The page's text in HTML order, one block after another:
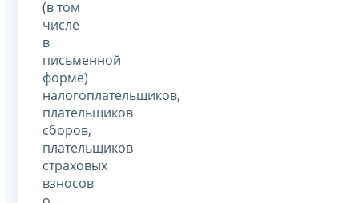
(в том
числе
в
письменной
форме)
налогоплательщиков,
плательщиков
сборов,
плательщиков
страховых
взносов